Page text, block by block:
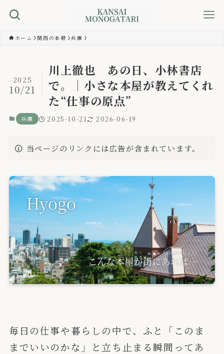
ホーム 関西の本棚 兵庫
川上徹也 あの日、小林書店
で。｜小さな本屋が教えてくれ
た“仕事の原点”
2025
10/21
兵庫 2025-10-21 2026-06-19
当ページのリンクには広告が含まれています。
毎日の仕事や暮らしの中で、ふと「このま
までいいのかな」と立ち止まる瞬間ってあ